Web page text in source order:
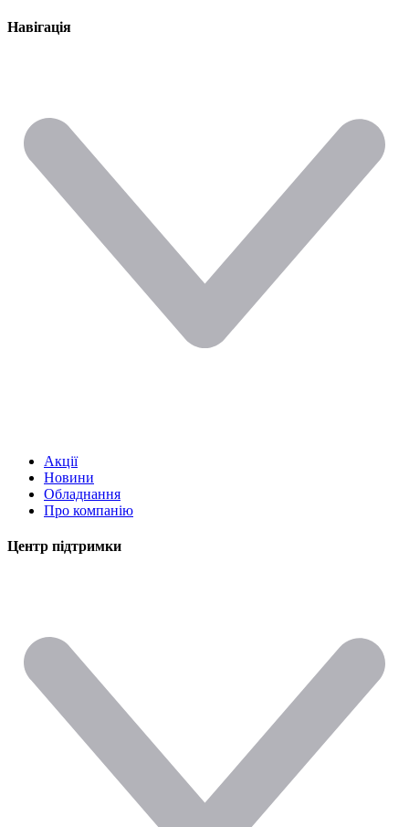
Навігація
Акції
Новини
Обладнання
Про компанію
Центр підтримки